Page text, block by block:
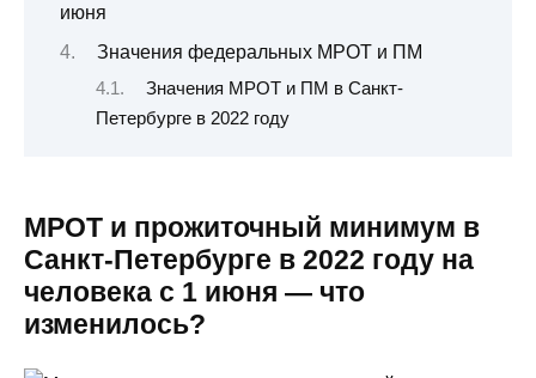
июня
Значения федеральных МРОТ и ПМ
Значения МРОТ и ПМ в Санкт-
Петербурге в 2022 году
МРОТ и прожиточный минимум в
Санкт-Петербурге в 2022 году на
человека с 1 июня — что
изменилось?